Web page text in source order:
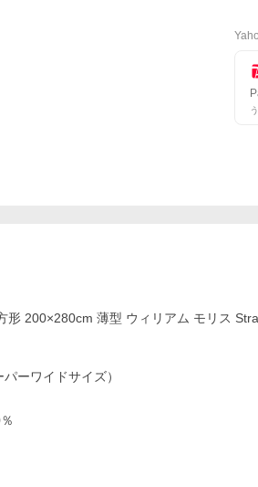
200×280cm 薄型 ウィリアム モリス
ーワイドサイズ）